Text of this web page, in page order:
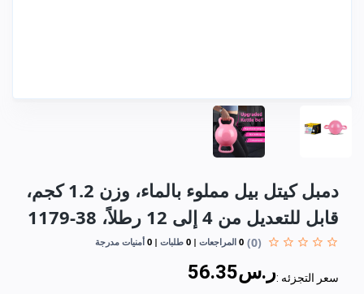
دمبل كيتل بيل مملوء بالماء، وزن 1.2 كجم،
قابل للتعديل من 4 إلى 12 رطلاً، 38-1179
(0)
0 المراجعات 0 طلبات 0 أمنيات مدرجة
سعر التجزئه :ر.س56.35